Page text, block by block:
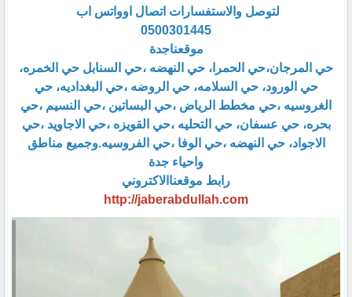
لتوصل والاستفسارات اتصال اوواتس اب
0500301445
موقعناجدة
حي المرجان،حي الحمرا، حي النهضه ،حي السنابل حي الخمره،
حي الورود، حي السلامه، حي الروضه ،حي البغداديه، حي
الغروسيه ،حي مخطط الرياض ،حي البساتين ،حي النسيم ،حي
بحره، حي عسفان، حي التحليه ،حي القويزه ،حي الاجاويد ،حي
الاجواد، حي النهضه ،حي الوفا ،حي الفروسيه.وجميع مناطق
واحياء جدة
رابط موقعناالاكتروني
http://jaberabdullah.com